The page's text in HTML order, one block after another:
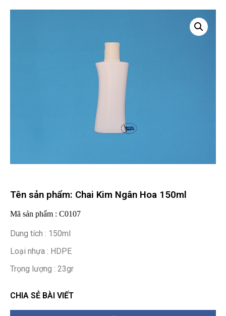
Tên sản phẩm: Chai Kim Ngân Hoa 150ml
Mã sản phẩm : C0107
Dung tích : 150ml
Loại nhựa : HDPE
Trọng lượng : 23gr
CHIA SẺ BÀI VIẾT